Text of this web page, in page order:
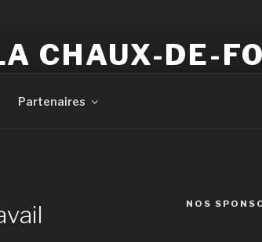
CHAUX-DE-
Partenaires
NOS